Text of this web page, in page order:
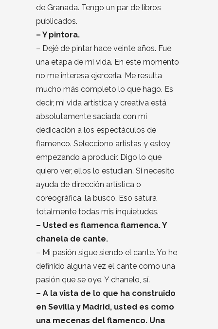
de Granada. Tengo un par de libros
publicados.
– Y pintora.
– Dejé de pintar hace veinte años. Fue
una etapa de mi vida. En este momento
no me interesa ejercerla. Me resulta
mucho más completo lo que hago. Es
decir, mi vida artística y creativa está
absolutamente saciada con mi
dedicación a los espectáculos de
flamenco. Selecciono artistas y estoy
empezando a producir. Digo lo que
quiero ver, ellos lo estudian. Si necesito
ayuda de dirección artística o
coreográfica, la busco. Eso satura
totalmente todas mis inquietudes.
– Usted es flamenca flamenca. Y
chanela de cante.
– Mi pasión sigue siendo el cante. Yo he
definido alguna vez el cante como una
pasión que se oye. Y chanelo, sí.
– A la vista de lo que ha construido
en Sevilla y Madrid, usted es como
una mecenas del flamenco. Una